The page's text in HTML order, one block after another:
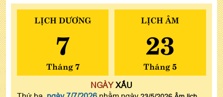
LỊCH DƯƠNG
7
Tháng 7
LỊCH ÂM
23
Tháng 5
NGÀYXẤU